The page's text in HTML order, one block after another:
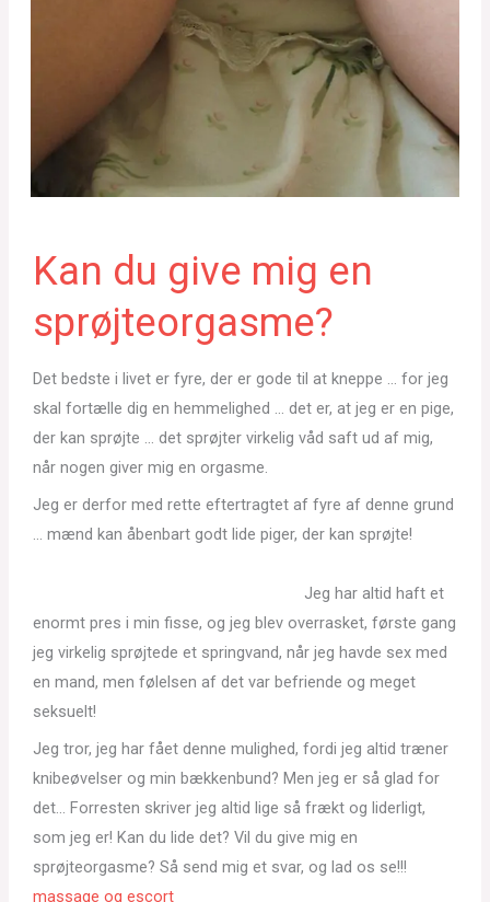
Kan du give mig en
sprøjteorgasme?
Det bedste i livet er fyre, der er gode til at kneppe … for jeg
skal fortælle dig en hemmelighed … det er, at jeg er en pige,
der kan sprøjte … det sprøjter virkelig våd saft ud af mig,
når nogen giver mig en orgasme.
Jeg er derfor med rette eftertragtet af fyre af denne grund
… mænd kan åbenbart godt lide piger, der kan sprøjte!
Jeg har altid haft et
enormt pres i min fisse, og jeg blev overrasket, første gang
jeg virkelig sprøjtede et springvand, når jeg havde sex med
en mand, men følelsen af det var befriende og meget
seksuelt!
Jeg tror, jeg har fået denne mulighed, fordi jeg altid træner
knibeøvelser og min bækkenbund? Men jeg er så glad for
det… Forresten skriver jeg altid lige så frækt og liderligt,
som jeg er! Kan du lide det? Vil du give mig en
sprøjteorgasme? Så send mig et svar, og lad os se!!!
massage og escort